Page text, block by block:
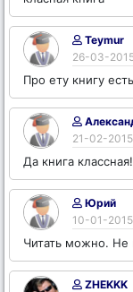
Teymur
26-03-
Про ету книгу
21-02-2015
Да книга классная!
Юрий
10-01-2015
Читать можно. Не
ZHEKKK